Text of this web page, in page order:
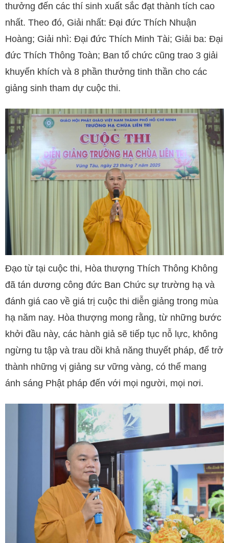
thưởng đến các thí sinh xuất sắc đạt thành tích cao
nhất. Theo đó, Giải nhất: Đại đức Thích Nhuận
Hoàng; Giải nhì: Đại đức Thích Minh Tài; Giải ba: Đại
đức Thích Thông Toàn; Ban tổ chức cũng trao 3 giải
khuyến khích và 8 phần thưởng tinh thần cho các
giảng sinh tham dự cuộc thi.
Đạo từ tại cuộc thi, Hòa thượng Thích Thông Không
đã tán dương công đức Ban Chức sự trường hạ và
đánh giá cao về giá trị cuộc thi diễn giảng trong mùa
hạ năm nay. Hòa thượng mong rằng, từ những bước
khởi đầu này, các hành giả sẽ tiếp tục nỗ lực, không
ngừng tu tập và trau dồi khả năng thuyết pháp, để trở
thành những vị giảng sư vững vàng, có thể mang
ánh sáng Phật pháp đến với mọi người, mọi nơi.